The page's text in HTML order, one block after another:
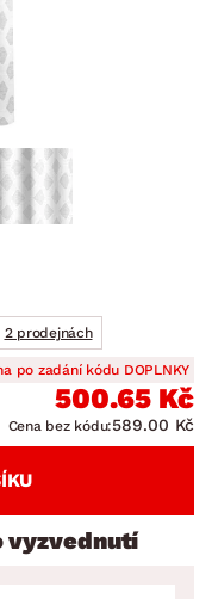
2 prodejnách
po zadání kódu DOPLNKY
500.65 Kč
Cena bez kódu:589.00 Kč
vyzvednutí